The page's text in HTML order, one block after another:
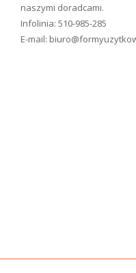
naszymi doradcami.
Infolinia:510-985-285
E-mail: